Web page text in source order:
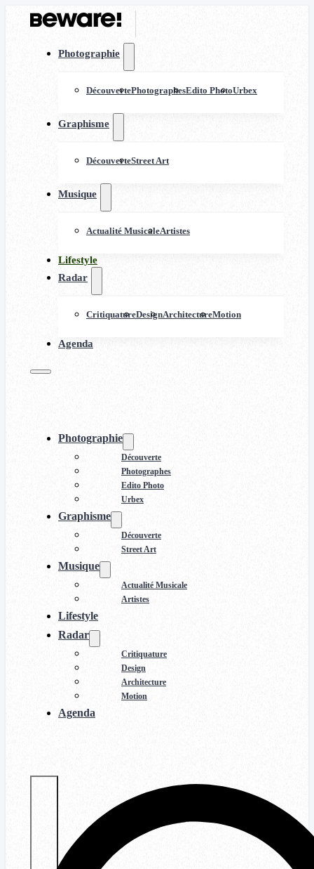
Photographie
DécouvertePhotographesEdito PhotoUrbex
Graphisme
DécouverteStreet Art
Musique
Actualité MusicaleArtistes
Lifestyle
Radar
CritiquatureDesignArchitectureMotion
Agenda
Photographie
Découverte
Photographes
Edito Photo
Urbex
Graphisme
Découverte
Street Art
Musique
Actualité Musicale
Artistes
Lifestyle
Radar
Critiquature
Design
Architecture
Motion
Agenda